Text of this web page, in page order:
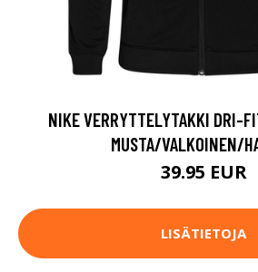
NIKE VERRYTTELYTAKKI DRI-
MUSTA/VALKOINEN/
39.95 EUR
LISÄTIETOJA